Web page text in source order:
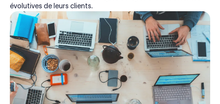
évolutives de leurs clients.